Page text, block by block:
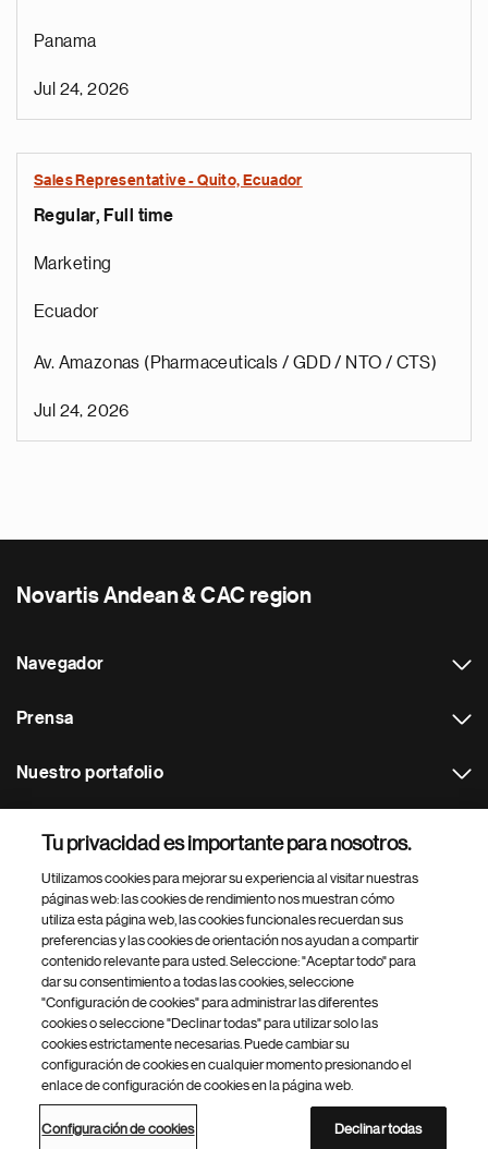
Panama
Jul 24, 2026
Sales Representative - Quito, Ecuador
Regular, Full time
Marketing
Ecuador
Av. Amazonas (Pharmaceuticals / GDD / NTO / CTS)
Jul 24, 2026
Novartis Andean & CAC region
Navegador
Prensa
Nuestro portafolio
Footer Site Search
inferior
del
© 2026 Novartis AG
Política de privacidad Términos de uso
Accesibilidad
Configuración de cookies
Mapa del sitio
Tu privacidad es importante para nosotros.
Utilizamos cookies para mejorar su experiencia al visitar nuestras
páginas web: las cookies de rendimiento nos muestran cómo
utiliza esta página web, las cookies funcionales recuerdan sus
preferencias y las cookies de orientación nos ayudan a compartir
contenido relevante para usted. Seleccione: "Aceptar todo" para
dar su consentimiento a todas las cookies, seleccione
"Configuración de cookies" para administrar las diferentes
cookies o seleccione "Declinar todas" para utilizar solo las
cookies estrictamente necesarias. Puede cambiar su
configuración de cookies en cualquier momento presionando el
enlace de configuración de cookies en la página web.
Configuración de cookies Declinar todas